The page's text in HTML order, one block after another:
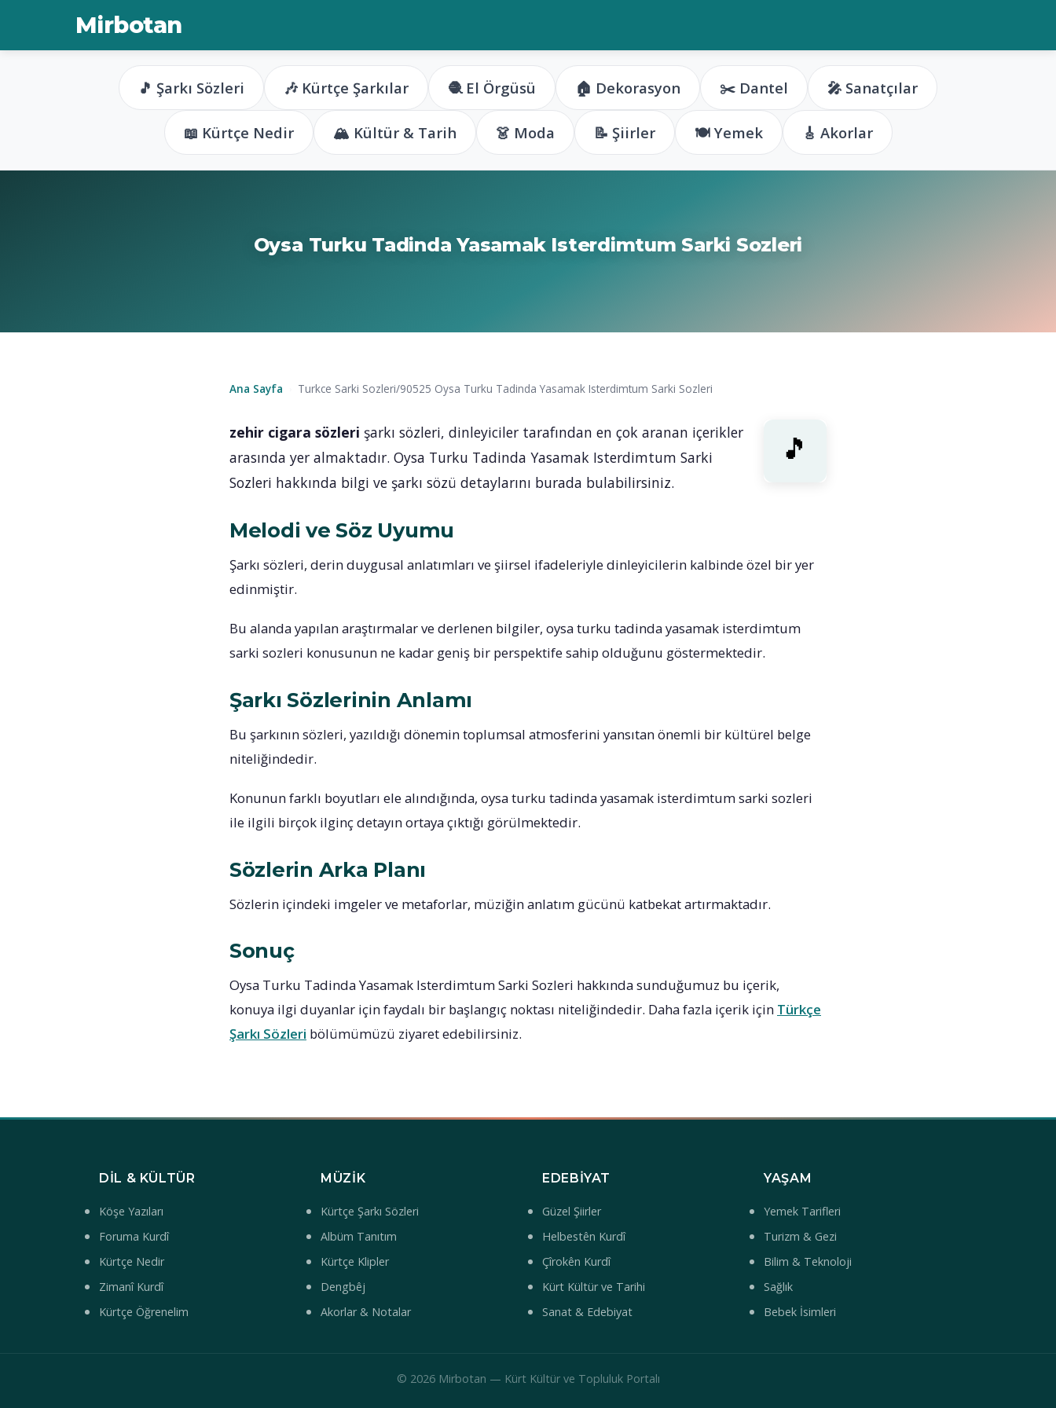
Mirbotan
🎵 Şarkı Sözleri 🎶 Kürtçe Şarkılar 🧶 El Örgüsü 🏠 Dekorasyon ✂️ Dantel 🎤 Sanatçılar
📖 Kürtçe Nedir 🏔️ Kültür & Tarih 👗 Moda 📝 Şiirler 🍽️ Yemek 🎸 Akorlar
Oysa Turku Tadinda Yasamak Isterdimtum Sarki Sozleri
Ana Sayfa Turkce Sarki Sozleri/90525 Oysa Turku Tadinda Yasamak Isterdimtum Sarki Sozleri
zehir cigara sözleri şarkı sözleri, dinleyiciler tarafından en çok aranan içerikler
arasında yer almaktadır. Oysa Turku Tadinda Yasamak Isterdimtum Sarki
Sozleri hakkında bilgi ve şarkı sözü detaylarını burada bulabilirsiniz.
Melodi ve Söz Uyumu
Şarkı sözleri, derin duygusal anlatımları ve şiirsel ifadeleriyle dinleyicilerin kalbinde özel bir yer
edinmiştir.
Bu alanda yapılan araştırmalar ve derlenen bilgiler, oysa turku tadinda yasamak isterdimtum
sarki sozleri konusunun ne kadar geniş bir perspektife sahip olduğunu göstermektedir.
Şarkı Sözlerinin Anlamı
Bu şarkının sözleri, yazıldığı dönemin toplumsal atmosferini yansıtan önemli bir kültürel belge
niteliğindedir.
Konunun farklı boyutları ele alındığında, oysa turku tadinda yasamak isterdimtum sarki sozleri
ile ilgili birçok ilginç detayın ortaya çıktığı görülmektedir.
Sözlerin Arka Planı
Sözlerin içindeki imgeler ve metaforlar, müziğin anlatım gücünü katbekat artırmaktadır.
Sonuç
Oysa Turku Tadinda Yasamak Isterdimtum Sarki Sozleri hakkında sunduğumuz bu içerik,
konuya ilgi duyanlar için faydalı bir başlangıç noktası niteliğindedir. Daha fazla içerik için Türkçe
Şarkı Sözleri bölümümüzü ziyaret edebilirsiniz.
DIL & KÜLTÜR
Köşe Yazıları
Foruma Kurdî
Kürtçe Nedir
Zimanî Kurdî
Kürtçe Öğrenelim
MÜZIK
Kürtçe Şarkı Sözleri
Albüm Tanıtım
Kürtçe Klipler
Dengbêj
Akorlar & Notalar
EDEBIYAT
Güzel Şiirler
Helbestên Kurdî
Çîrokên Kurdî
Kürt Kültür ve Tarihi
Sanat & Edebiyat
YAŞAM
Yemek Tarifleri
Turizm & Gezi
Bilim & Teknoloji
Sağlık
Bebek İsimleri
© 2026 Mirbotan — Kürt Kültür ve Topluluk Portalı